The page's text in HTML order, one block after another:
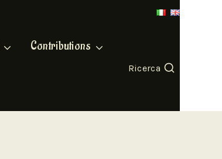
Contributions
Ricerca